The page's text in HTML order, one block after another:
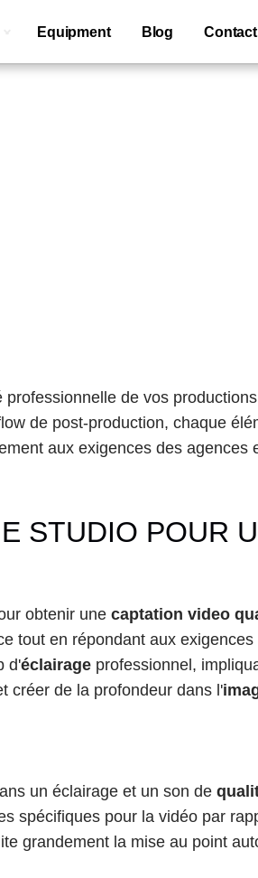
Equipment Blog Contact
de vos
de post-production, chaque
aux exigences des agences
STUDIO POUR
obtenir une captation video
tout en répondant aux
d'éclairage professionnel,
créer de la profondeur dans l'
un éclairage et un son de
spécifiques pour la vidéo par
grandement la mise au point